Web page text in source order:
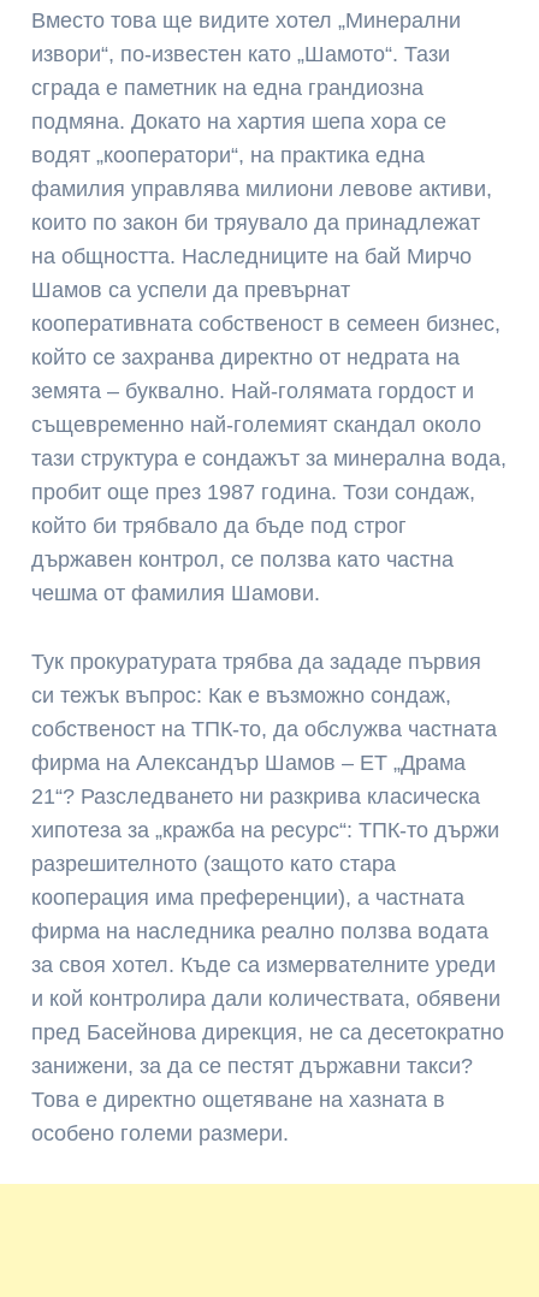
Вместо това ще видите хотел „Минерални
извори“, по-известен като „Шамото“. Тази
сграда е паметник на една грандиозна
подмяна. Докато на хартия шепа хора се
водят „кооператори“, на практика една
фамилия управлява милиони левове активи,
които по закон би тряувало да принадлежат
на общността. Наследниците на бай Мирчо
Шамов са успели да превърнат
кооперативната собственост в семеен бизнес,
който се захранва директно от недрата на
земята – буквално. Най-голямата гордост и
същевременно най-големият скандал около
тази структура е сондажът за минерална вода,
пробит още през 1987 година. Този сондаж,
който би трябвало да бъде под строг
държавен контрол, се ползва като частна
чешма от фамилия Шамови.
Тук прокуратурата трябва да зададе първия
си тежък въпрос: Как е възможно сондаж,
собственост на ТПК-то, да обслужва частната
фирма на Александър Шамов – ЕТ „Драма
21“? Разследването ни разкрива класическа
хипотеза за „кражба на ресурс“: ТПК-то държи
разрешителното (защото като стара
кооперация има преференции), а частната
фирма на наследника реално ползва водата
за своя хотел. Къде са измервателните уреди
и кой контролира дали количествата, обявени
пред Басейнова дирекция, не са десетократно
занижени, за да се пестят държавни такси?
Това е директно ощетяване на хазната в
особено големи размери.